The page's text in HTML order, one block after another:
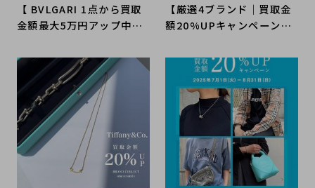
【 BVLGARI 1点から買取
金額最大5万円アップ中】
ブランドコレクト渋谷店
へ 新宿/目黒/恵比寿/
代々木/代官山 エリアでご
売却を検討中の方にお勧め
です！
【厳選4ブランド｜買取金
額20%UPキャンペーン開
のお買取・販売はお任せ下
さい！高価買取ポイントや
新入荷情報をお届けいたし
ます！